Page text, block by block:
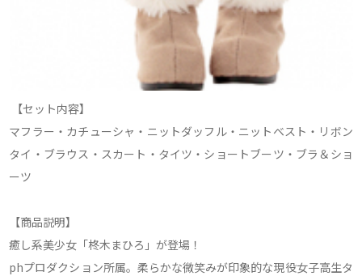
【セット内容】
マフラー・カチューシャ・ニットダッフル・ニットベスト・リボン
タイ・ブラウス・スカート・タイツ・ショートブーツ・ブラ＆ショ
ーツ
【商品説明】
癒し系美少女「柊木まひろ」が登場！
phプロダクション所属。柔らかな微笑みが印象的な現役女子高生タ